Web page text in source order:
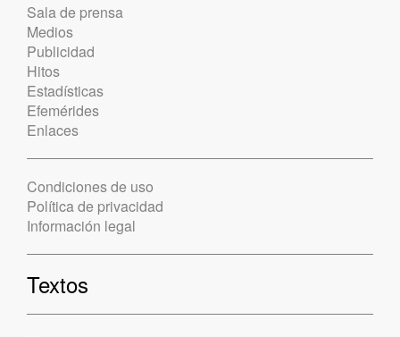
Sala de prensa
Medios
Publicidad
Hitos
Estadísticas
Efemérides
Enlaces
Condiciones de uso
Política de privacidad
Información legal
Textos